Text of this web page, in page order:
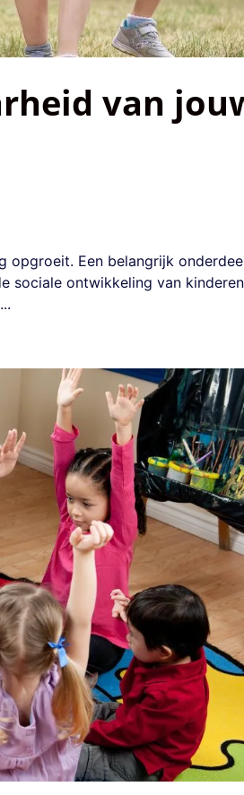
van
opgroeit. Een belangrijk
sociale ontwikkeling van